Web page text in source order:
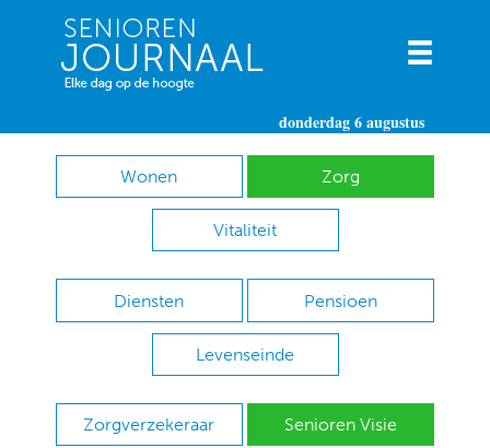
donderdag 6 augustus
Wonen Zorg
Vitaliteit
Diensten Pensioen
Levenseinde
Zorgverzekeraar Senioren Visie